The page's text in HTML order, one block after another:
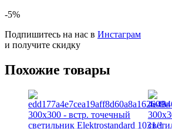
-5%
Подпишитесь на нас в Инстаграм
и получите скидку
Похожие товары